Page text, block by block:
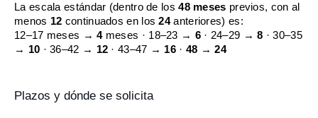
La escala estándar (dentro de los48 meses previos, con al
menos 12 continuados en los24anteriores) es:
12–17 meses →4meses · 18–23 → 6· 24–29 →8 · 30–35
→ 10 · 36–42 → 12 · 43–47 → 16 · 48 →24
Plazos y dónde se solicita